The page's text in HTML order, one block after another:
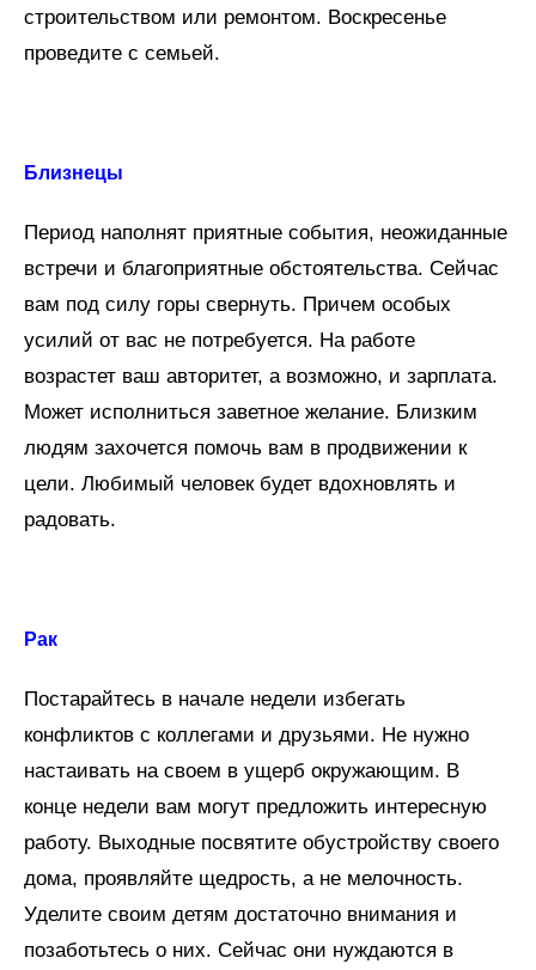
строительством или ремонтом. Воскресенье
проведите с семьей.
Близнецы
Период наполнят приятные события, неожиданные
встречи и благоприятные обстоятельства. Сейчас
вам под силу горы свернуть. Причем особых
усилий от вас не потребуется. На работе
возрастет ваш авторитет, а возможно, и зарплата.
Может исполниться заветное желание. Близким
людям захочется помочь вам в продвижении к
цели. Любимый человек будет вдохновлять и
радовать.
Рак
Постарайтесь в начале недели избегать
конфликтов с коллегами и друзьями. Не нужно
настаивать на своем в ущерб окружающим. В
конце недели вам могут предложить интересную
работу. Выходные посвятите обустройству своего
дома, проявляйте щедрость, а не мелочность.
Уделите своим детям достаточно внимания и
позаботьтесь о них. Сейчас они нуждаются в